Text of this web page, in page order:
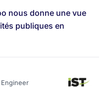
nous donne une vue
publiques en